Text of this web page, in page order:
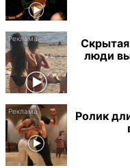
люди
Ролик